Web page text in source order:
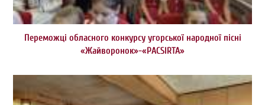
Переможці обласного конкурсу угорської народної пісні
«Жайворонок»-«PACSIRTA»